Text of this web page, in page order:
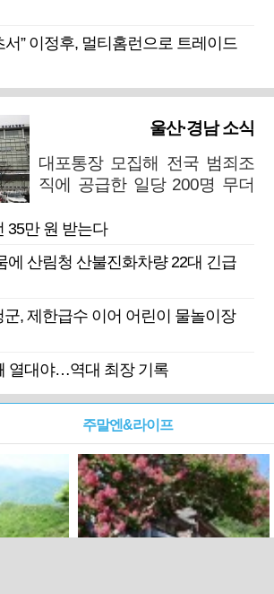
서” 이정후, 멀티홈런으로 트레이드
울산·경남 소식
대포통장 모집해 전국 범죄조
직에 공급한 일당 200명 무더
35만 원 받는다
에 산림청 산불진화차량 22대 긴급
, 제한급수 이어 어린이 물놀이장
열대야…역대 최장 기록
주말엔&라이프